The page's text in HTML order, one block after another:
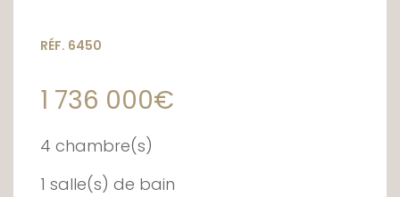
RÉF. 6450
1 736 000€
4 chambre(s)
1 salle(s) de bain